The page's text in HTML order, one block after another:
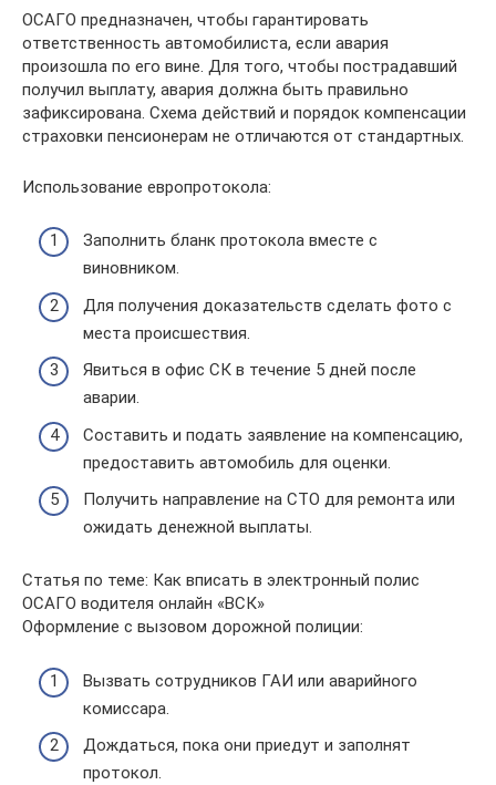
ОСАГО предназначен, чтобы гарантировать
ответственность автомобилиста, если авария
произошла по его вине. Для того, чтобы пострадавший
получил выплату, авария должна быть правильно
зафиксирована. Схема действий и порядок компенсации
страховки пенсионерам не отличаются от стандартных.
Использование европротокола:
Заполнить бланк протокола вместе с
виновником.
Для получения доказательств сделать фото с
места происшествия.
Явиться в офис СК в течение 5 дней после
аварии.
Составить и подать заявление на компенсацию,
предоставить автомобиль для оценки.
Получить направление на СТО для ремонта или
ожидать денежной выплаты.
Статья по теме: Как вписать в электронный полис
ОСАГО водителя онлайн «ВСК»
Оформление с вызовом дорожной полиции:
Вызвать сотрудников ГАИ или аварийного
комиссара.
Дождаться, пока они приедут и заполнят
протокол.